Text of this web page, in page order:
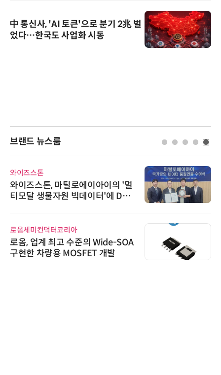
中 통신사, 'AI 토큰'으로 분기 2兆 벌
었다…한국도 사업화 시동
브랜드 뉴스룸
와이즈스톤
와이즈스톤, 마틸로에이아이의 '멀
티모달 생물자원 빅데이터'에 DQ
로옴세미컨덕터코리아
로옴, 업계 최고 수준의 Wide-SOA
구현한 차량용 MOSFET 개발